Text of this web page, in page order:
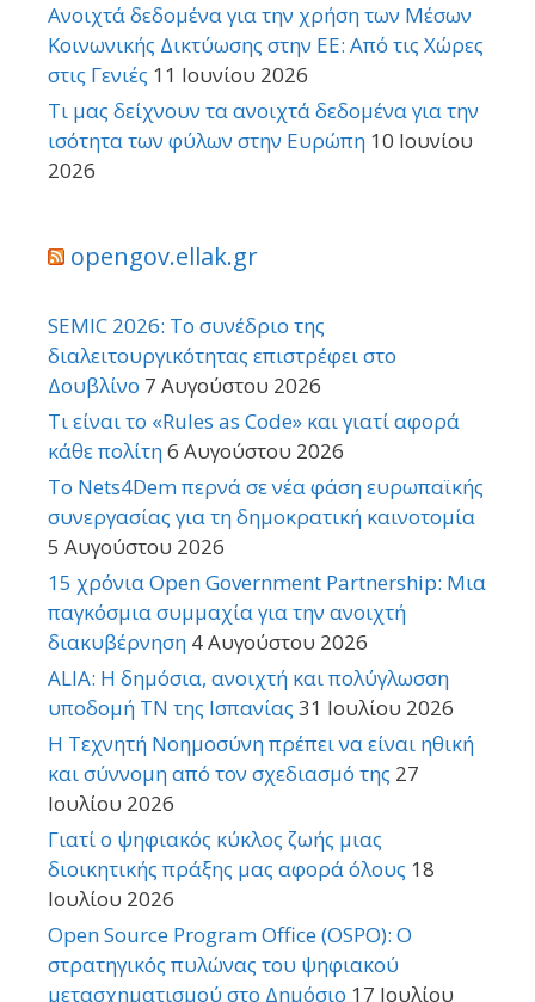
Ανοιχτά δεδομένα για την χρήση των Μέσων
Κοινωνικής Δικτύωσης στην ΕΕ: Από τις Χώρες
στις Γενιές 11 Ιουνίου 2026
Τι μας δείχνουν τα ανοιχτά δεδομένα για την
ισότητα των φύλων στην Ευρώπη 10 Ιουνίου
2026
opengov.ellak.gr
SEMIC 2026: Το συνέδριο της
διαλειτουργικότητας επιστρέφει στο
Δουβλίνο 7 Αυγούστου 2026
Τι είναι το «Rules as Code» και γιατί αφορά
κάθε πολίτη6 Αυγούστου 2026
Το Nets4Dem περνά σε νέα φάση ευρωπαϊκής
συνεργασίας για τη δημοκρατική καινοτομία
5 Αυγούστου 2026
15 χρόνια Open Government Partnership: Μια
παγκόσμια συμμαχία για την ανοιχτή
διακυβέρνηση 4 Αυγούστου 2026
ALIA: Η δημόσια, ανοιχτή και πολύγλωσση
υποδομή ΤΝ της Ισπανίας 31 Ιουλίου 2026
Η Τεχνητή Νοημοσύνη πρέπει να είναι ηθική
και σύννομη από τον σχεδιασμό της 27
Ιουλίου 2026
Γιατί ο ψηφιακός κύκλος ζωής μιας
διοικητικής πράξης μας αφορά όλους 18
Ιουλίου 2026
Open Source Program Office (OSPO): Ο
στρατηγικός πυλώνας του ψηφιακού
μετασχηματισμού στο Δημόσιο 17 Ιουλίου